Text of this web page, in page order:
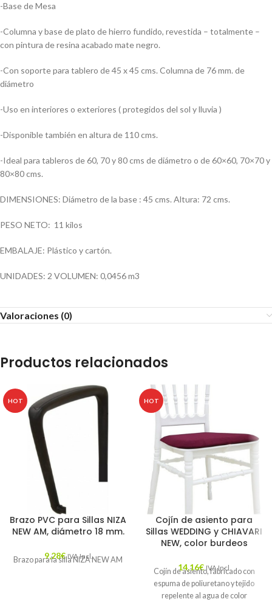
-Base de Mesa
-Columna y base de plato de hierro fundido, revestida – totalmente –
con pintura de resina acabado mate negro.
-Con soporte para tablero de 45 x 45 cms. Columna de 76 mm. de
diámetro
-Uso en interiores o exteriores ( protegidos del sol y lluvia )
-Disponible también en altura de 110 cms.
-Ideal para tableros de 60, 70 y 80 cms de diámetro o de 60×60, 70×70 y
80×80 cms.
DIMENSIONES: Diámetro de la base : 45 cms. Altura: 72 cms.
PESO NETO: 11 kilos
EMBALAJE: Plástico y cartón.
UNIDADES: 2 VOLUMEN: 0,0456 m3
Valoraciones (0)
Productos relacionados
HOT
Brazo PVC para Sillas NIZA
NEW AM, diámetro 18 mm.
9,28€ IVA Incl.
Brazo para la silla NIZA NEW AM
HOT
Cojín de asiento para
Sillas WEDDING y CHIAVARI
NEW, color burdeos
14,16€ IVA Incl.
Cojín de asiento, fabricado con
espuma de poliuretano y tejido
repelente al agua de color